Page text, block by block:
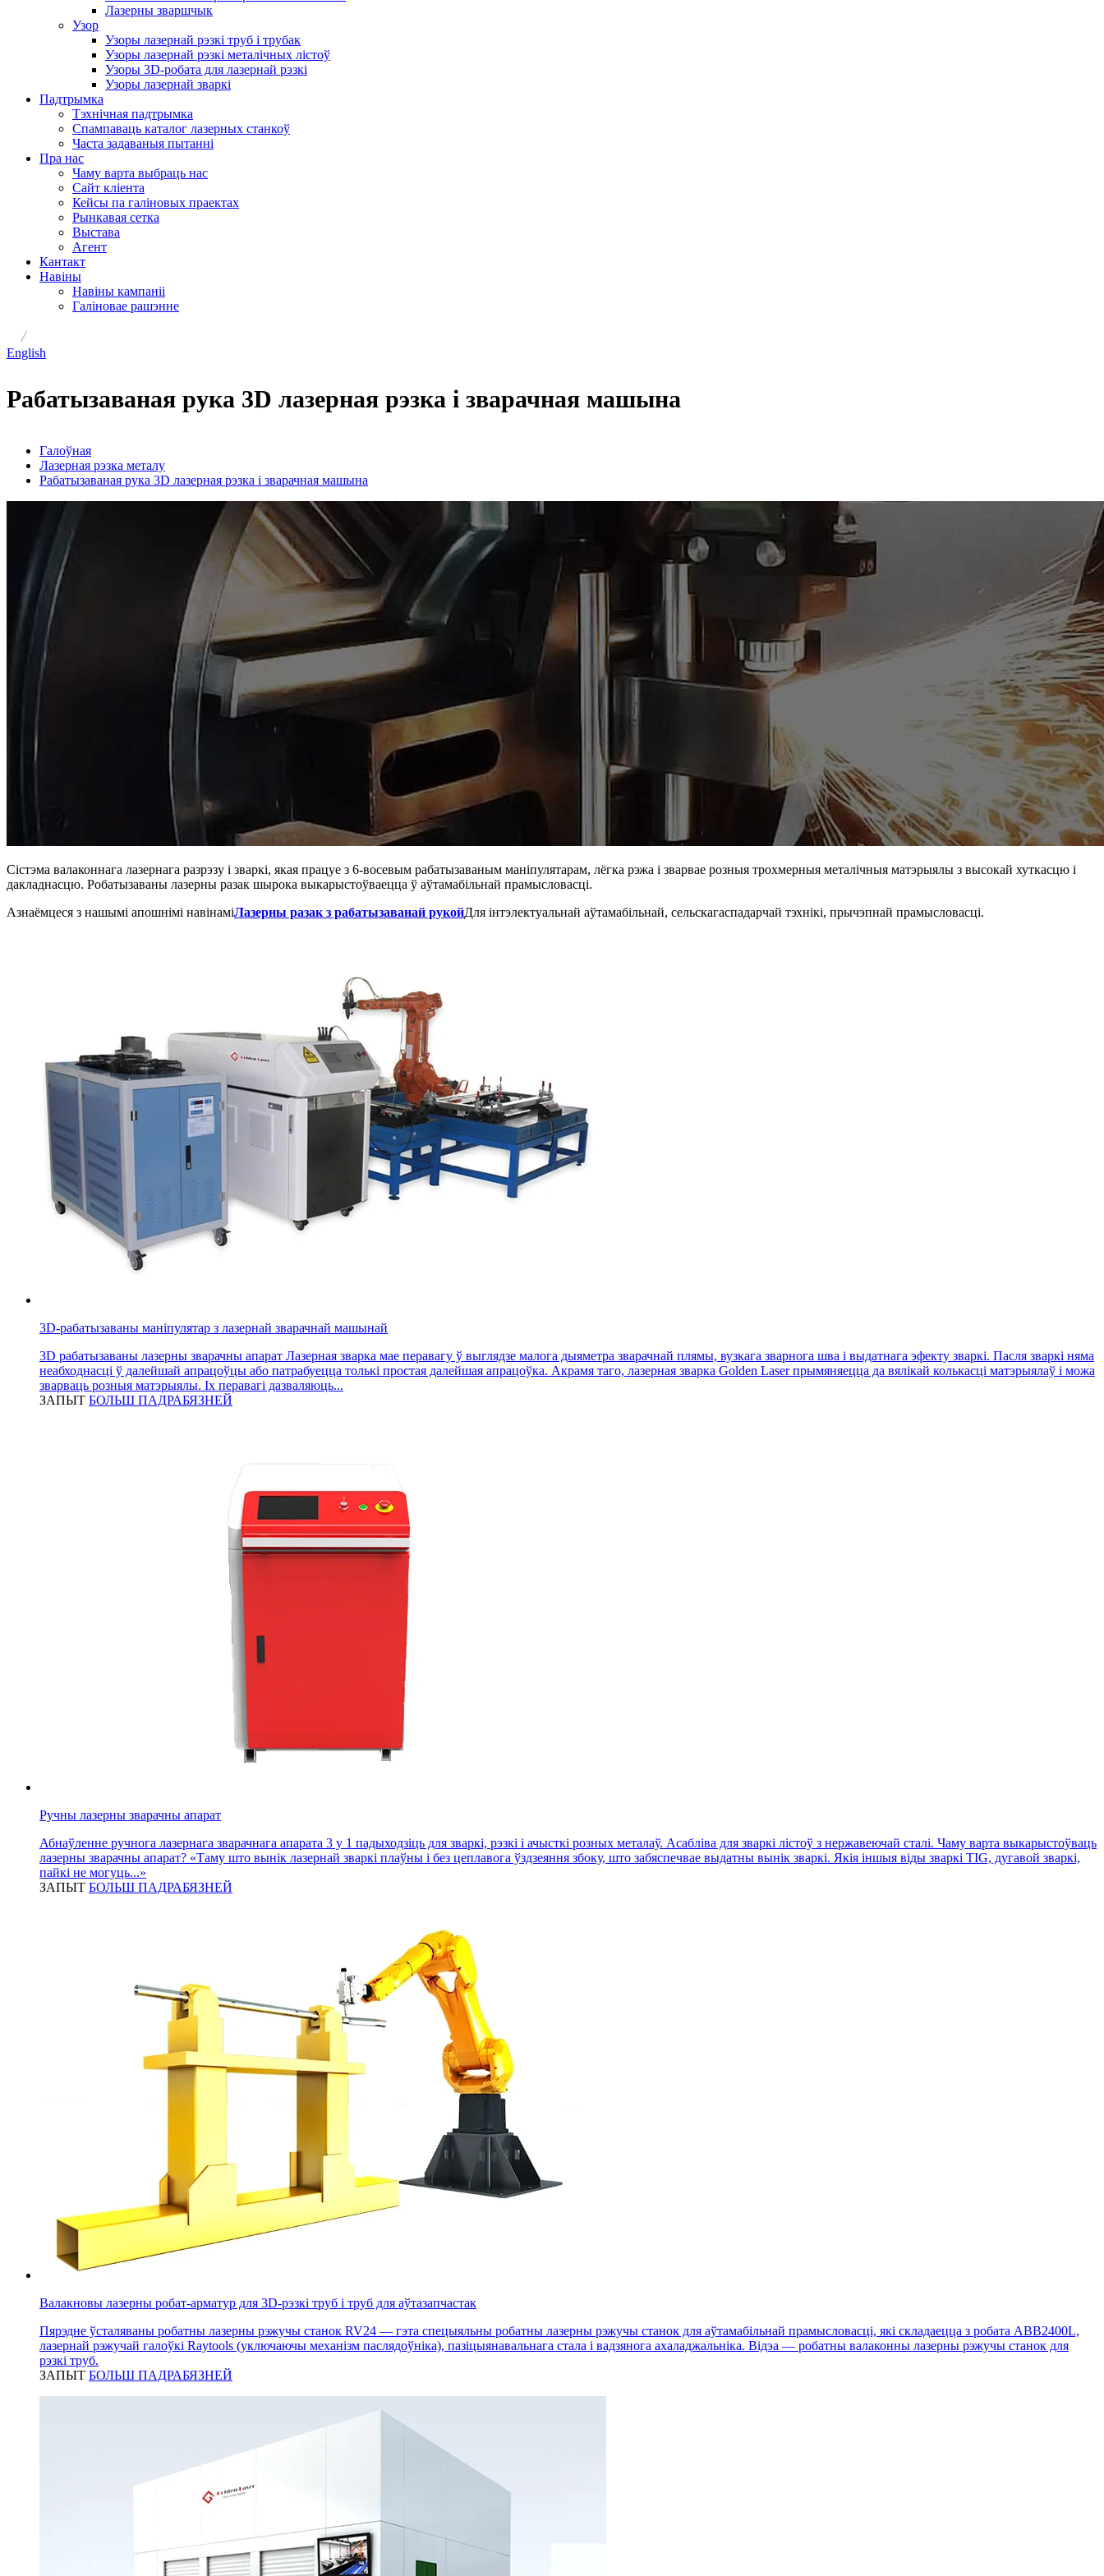
Лазерны зваршчык
Узор
Узоры лазернай рэзкі труб і трубак
Узоры лазернай рэзкі металічных лістоў
Узоры 3D-робата для лазернай рэзкі
Узоры лазернай зваркі
Падтрымка
Тэхнічная падтрымка
Спампаваць каталог лазерных станкоў
Часта задаваныя пытанні
Пра нас
Чаму варта выбраць нас
Сайт кліента
Кейсы па галіновых праектах
Рынкавая сетка
Выстава
Агент
Кантакт
Навіны
Навіны кампаніі
Галіновае рашэнне
/
English
Рабатызаваная рука 3D лазерная рэзка і зварачная машына
Галоўная
Лазерная рэзка металу
Рабатызаваная рука 3D лазерная рэзка і зварачная машына
Сістэма валаконнага лазернага разрэзу і зваркі, якая працуе з 6-восевым рабатызаваным маніпулятарам, лёгка рэжа і зварвае розныя трохмерныя металічныя матэрыялы з высокай хуткасцю і
дакладнасцю. Робатызаваны лазерны разак шырока выкарыстоўваецца ў аўтамабільнай прамысловасці.
Азнаёмцеся з нашымі апошнімі навінаміЛазерны разак з рабатызаванай рукойДля інтэлектуальнай аўтамабільнай, сельскагаспадарчай тэхнікі, прычэпнай прамысловасці.
3D-рабатызаваны маніпулятар з лазернай зварачнай машынай
3D рабатызаваны лазерны зварачны апарат Лазерная зварка мае перавагу ў выглядзе малога дыяметра зварачнай плямы, вузкага зварнога шва і выдатнага эфекту зваркі. Пасля зваркі няма
неабходнасці ў далейшай апрацоўцы або патрабуецца толькі простая далейшая апрацоўка. Акрамя таго, лазерная зварка Golden Laser прымяняецца да вялікай колькасці матэрыялаў і можа
зварваць розныя матэрыялы. Іх перавагі дазваляюць...
ЗАПЫТ БОЛЬШ ПАДРАБЯЗНЕЙ
Ручны лазерны зварачны апарат
Абнаўленне ручнога лазернага зварачнага апарата 3 у 1 падыходзіць для зваркі, рэзкі і ачысткі розных металаў. Асабліва для зваркі лістоў з нержавеючай сталі. Чаму варта выкарыстоўваць
лазерны зварачны апарат? «Таму што вынік лазернай зваркі плаўны і без цеплавога ўздзеяння збоку, што забяспечвае выдатны вынік зваркі. Якія іншыя віды зваркі TIG, дугавой зваркі,
пайкі не могуць...»
ЗАПЫТ БОЛЬШ ПАДРАБЯЗНЕЙ
Валакновы лазерны робат-арматур для 3D-рэзкі труб і труб для аўтазапчастак
Пярэдне ўсталяваны робатны лазерны рэжучы станок RV24 — гэта спецыяльны робатны лазерны рэжучы станок для аўтамабільнай прамысловасці, які складаецца з робата ABB2400L,
лазернай рэжучай галоўкі Raytools (уключаючы механізм паслядоўніка), пазіцыянавальнага стала і вадзянога ахаладжальніка. Відэа — робатны валаконны лазерны рэжучы станок для
рэзкі труб.
ЗАПЫТ БОЛЬШ ПАДРАБЯЗНЕЙ